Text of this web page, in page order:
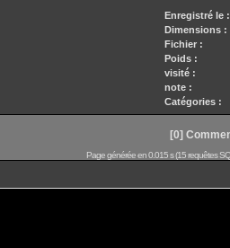
Enregistré le :
Dimensions :
Fichier :
Poids :
visité :
note :
Catégories :
[0]
Page générée en 0.015 s (15 requêtes